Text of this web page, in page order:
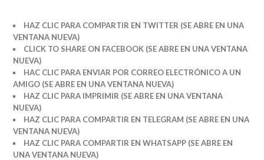
HAZ CLIC PARA COMPARTIR EN TWITTER (SE ABRE EN UNA
VENTANA NUEVA)
CLICK TO SHARE ON FACEBOOK (SE ABRE EN UNA VENTANA
NUEVA)
HAC CLIC PARA ENVIAR POR CORREO ELECTRÓNICO A UN
AMIGO (SE ABRE EN UNA VENTANA NUEVA)
HAZ CLIC PARA IMPRIMIR (SE ABRE EN UNA VENTANA
NUEVA)
HAZ CLIC PARA COMPARTIR EN TELEGRAM (SE ABRE EN UNA
VENTANA NUEVA)
HAZ CLIC PARA COMPARTIR EN WHATSAPP (SE ABRE EN
UNA VENTANA NUEVA)